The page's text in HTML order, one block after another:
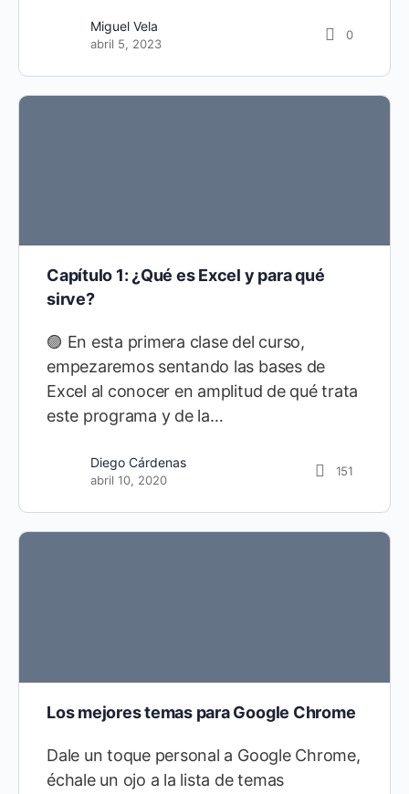
Miguel Vela
abril 5, 2023
0
Capítulo 1: ¿Qué es Excel y para qué
sirve?
🟣 En esta primera clase del curso,
empezaremos sentando las bases de
Excel al conocer en amplitud de qué trata
este programa y de la…
Diego Cárdenas
abril 10, 2020
151
Los mejores temas para Google Chrome
Dale un toque personal a Google Chrome,
échale un ojo a la lista de temas